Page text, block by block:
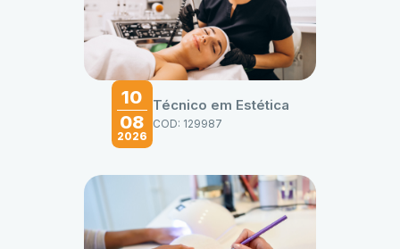
10
08
2026
Técnico em Estética
COD: 129987